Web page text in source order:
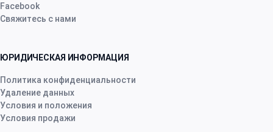
Facebook
Свяжитесь с нами
ЮРИДИЧЕСКАЯ ИНФОРМАЦИЯ
Политика конфиденциальности
Удаление данных
Условия и положения
Условия продажи